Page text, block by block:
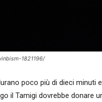
1821196/
poco più di dieci minuti
il Tamigi dovrebbe donare